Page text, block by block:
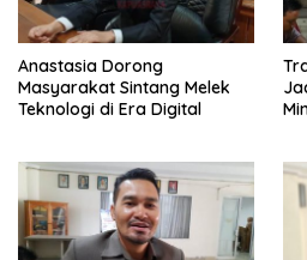
Anastasia Dorong
Masyarakat Sintang Melek
Teknologi di Era Digital